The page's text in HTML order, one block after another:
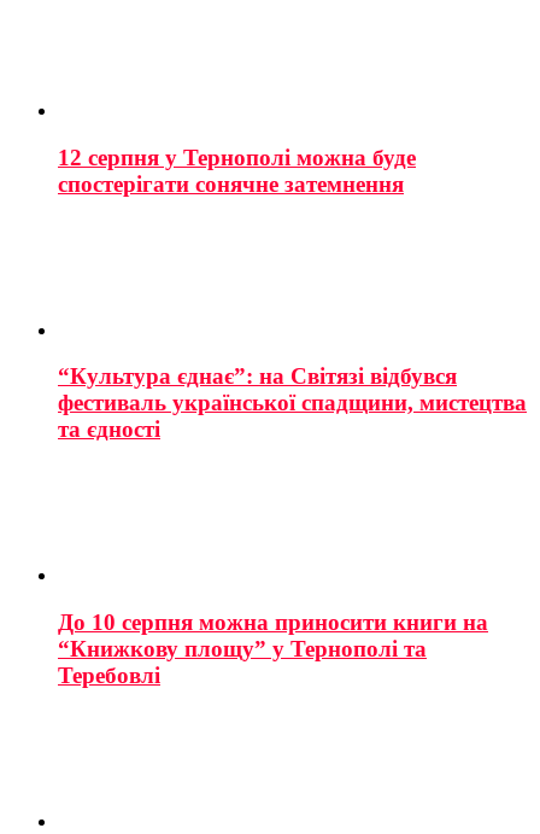
12 серпня у Тернополі можна буде
спостерігати сонячне затемнення
“Культура єднає”: на Світязі відбувся
фестиваль української спадщини, мистецтва
та єдності
До 10 серпня можна приносити книги на
“Книжкову площу” у Тернополі та
Теребовлі